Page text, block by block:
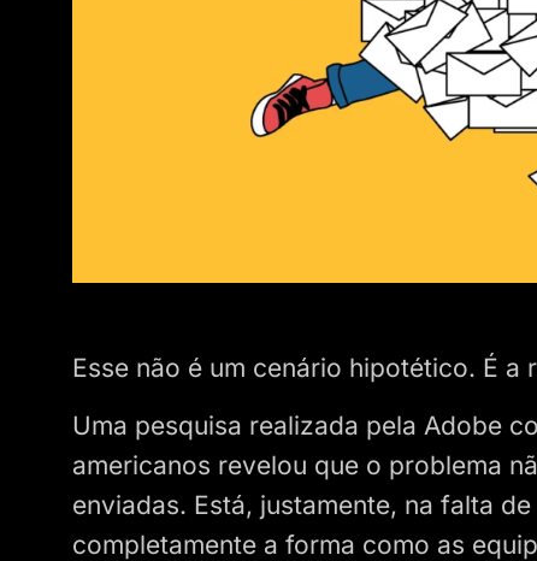
Esse não é um cenário hipotético. É
Uma pesquisa realizada pela Adobe
americanos revelou que o problema
enviadas. Está, justamente, na falta
completamente a forma como as